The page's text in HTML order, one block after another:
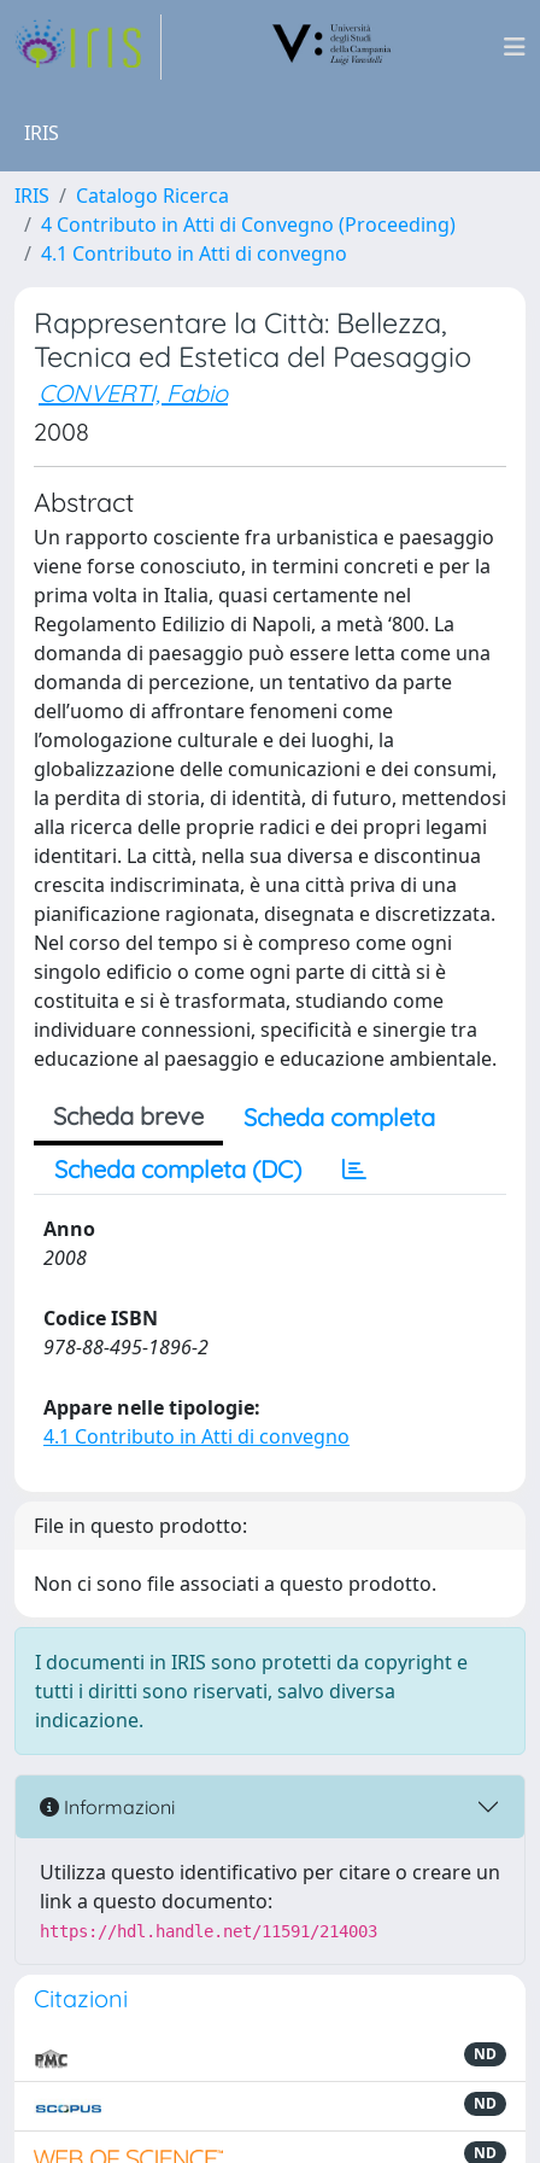
IRIS
IRIS
Catalogo Ricerca
4 Contributo in Atti di Convegno (Proceeding)
4.1 Contributo in Atti di convegno
Rappresentare la Città: Bellezza,
Tecnica ed Estetica del Paesaggio
CONVERTI, Fabio
2008
Abstract
Un rapporto cosciente fra urbanistica e paesaggio
viene forse conosciuto, in termini concreti e per la
prima volta in Italia, quasi certamente nel
Regolamento Edilizio di Napoli, a metà ‘800. La
domanda di paesaggio può essere letta come una
domanda di percezione, un tentativo da parte
dell’uomo di affrontare fenomeni come
l’omologazione culturale e dei luoghi, la
globalizzazione delle comunicazioni e dei consumi,
la perdita di storia, di identità, di futuro, mettendosi
alla ricerca delle proprie radici e dei propri legami
identitari. La città, nella sua diversa e discontinua
crescita indiscriminata, è una città priva di una
pianificazione ragionata, disegnata e discretizzata.
Nel corso del tempo si è compreso come ogni
singolo edificio o come ogni parte di città si è
costituita e si è trasformata, studiando come
individuare connessioni, specificità e sinergie tra
educazione al paesaggio e educazione ambientale.
Scheda breve
Scheda completa
Scheda completa (DC)
Anno
2008
Codice ISBN
978-88-495-1896-2
Appare nelle tipologie:
4.1 Contributo in Atti di convegno
File in questo prodotto:
Non ci sono file associati a questo prodotto.
I documenti in IRIS sono protetti da copyright e
tutti i diritti sono riservati, salvo diversa
indicazione.
Informazioni
Utilizza questo identificativo per citare o creare un
link a questo documento:
https://hdl.handle.net/11591/214003
Citazioni
ND
ND
ND